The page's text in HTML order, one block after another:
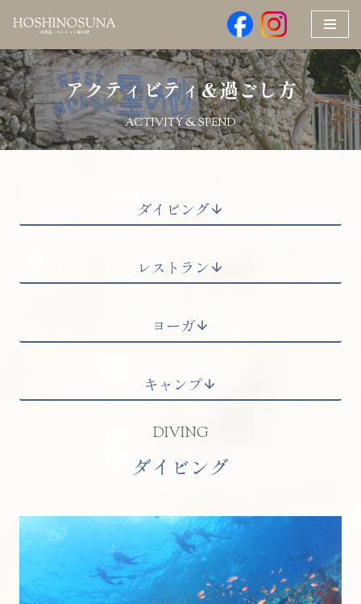
ン
テ
ン
ツ
へ
プ
アクティビティ&過ごし方
ACTIVITY & SPEND
ダイビング
レストラン
ヨーガ
キャンプ
DIVING
ダイビング